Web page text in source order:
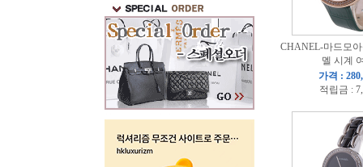
CHANEL-마드모
멜 시계
가격 :
적립금 :